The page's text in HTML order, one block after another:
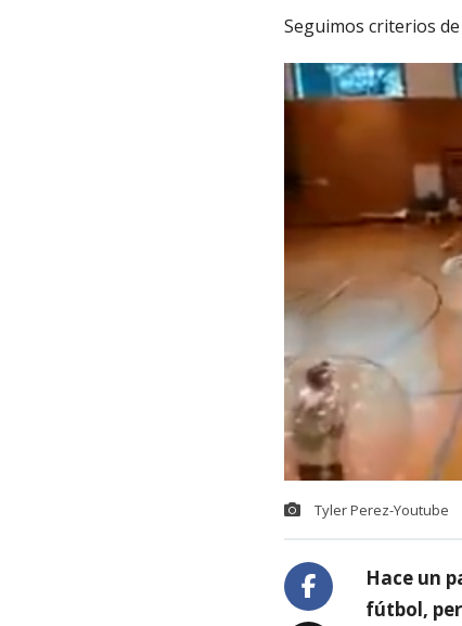
Seguimos criterios de
Tyler Perez-Youtube
Hace un
fútbol,